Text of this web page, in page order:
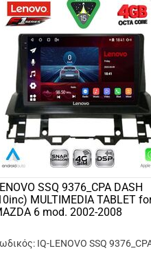
SSQ 9376_CPA DASH
MULTIMEDIA TABLET
6 mod. 2002-2008
IQ-LENOVO SSQ